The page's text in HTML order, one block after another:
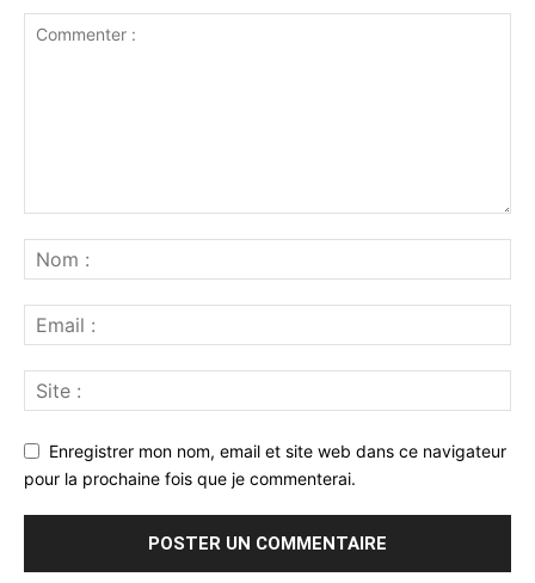
Enregistrer mon nom, email et site web dans ce navigateur
pour la prochaine fois que je commenterai.